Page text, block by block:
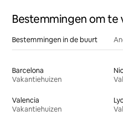
Bestemmingen om te
Bestemmingen in de buurt
Barcelona
Vakantiehuizen
Valencia
Vakantiehuizen